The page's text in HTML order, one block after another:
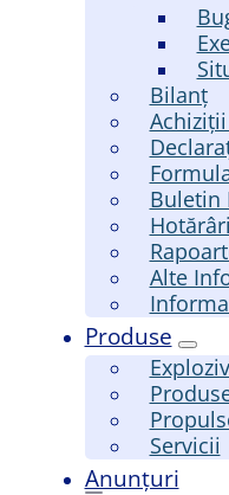
Bilanț
Buletin
Alte
Produse
Servicii
Anunțuri